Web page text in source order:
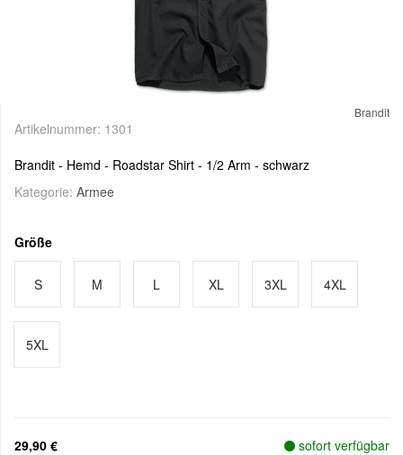
Brandit
Artikelnummer: 1301
Brandit - Hemd - Roadstar Shirt - 1/2 Arm - schwarz
Kategorie: Armee
Größe
S M L XL 3XL 4XL
5XL
29,90 € sofort verfügbar